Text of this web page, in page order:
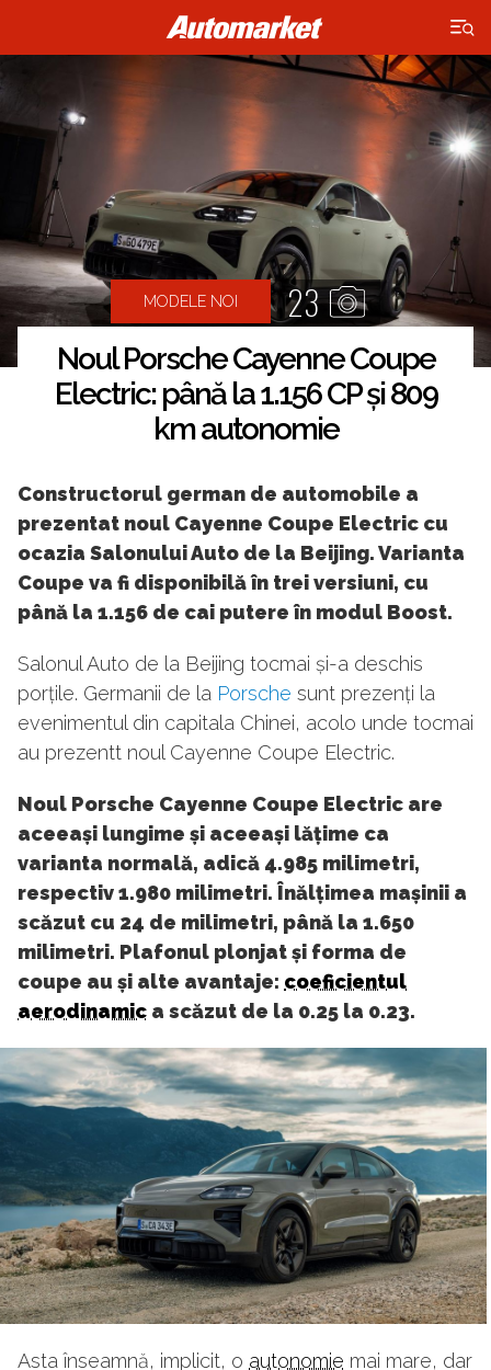
×
MODELE NOI 23
Noul Porsche Cayenne Coupe
Electric: până la 1.156 CP și 809
km autonomie
Constructorul german de automobile a
prezentat noul Cayenne Coupe Electric cu
ocazia Salonului Auto de la Beijing. Varianta
Coupe va fi disponibilă în trei versiuni, cu
până la 1.156 de cai putere în modul Boost.
Salonul Auto de la Beijing tocmai și-a deschis
porțile. Germanii de la Porsche sunt prezenți la
evenimentul din capitala Chinei, acolo unde tocmai
au prezentt noul Cayenne Coupe Electric.
Noul Porsche Cayenne Coupe Electric are
aceeași lungime și aceeași lățime ca
varianta normală, adică 4.985 milimetri,
respectiv 1.980 milimetri. Înălțimea mașinii a
scăzut cu 24 de milimetri, până la 1.650
milimetri. Plafonul plonjat și forma de
coupe au și alte avantaje: coeficientul
aerodinamic a scăzut de la 0.25 la 0.23.
Asta înseamnă, implicit, o autonomie mai mare, dar